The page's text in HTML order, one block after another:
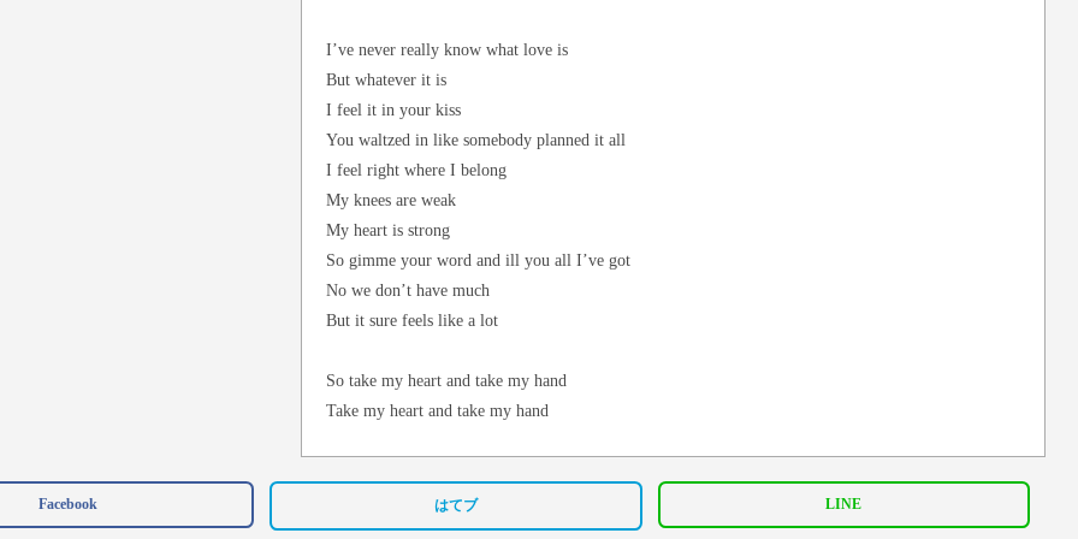
I’ve never really know what love is
But whatever it is
I feel it in your kiss
You waltzed in like somebody planned it all
I feel right where I belong
My knees are weak
My heart is strong
So gimme your word and ill you all I’ve got
No we don’t have much
But it sure feels like a lot
So take my heart and take my hand
Take my heart and take my hand
Take my heart and take my hand
Facebook はてブ LINE